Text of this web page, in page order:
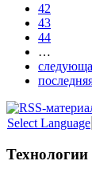
42
43
44
…
Select Language
Технологии